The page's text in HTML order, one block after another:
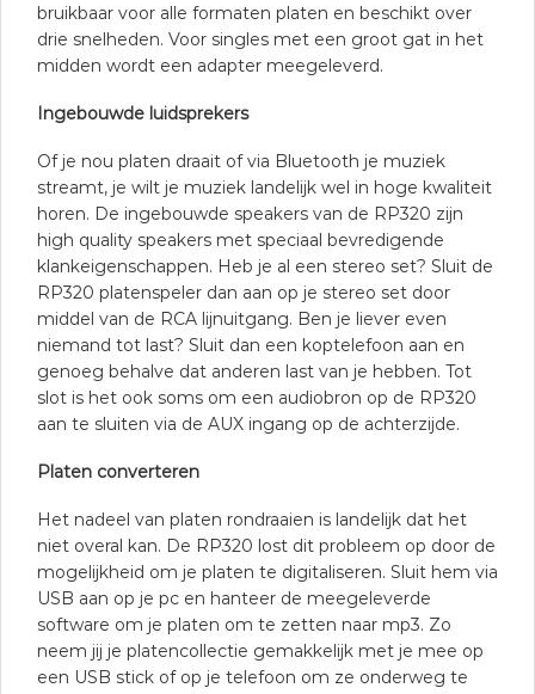
bruikbaar voor alle formaten platen en beschikt over
drie snelheden. Voor singles met een groot gat in het
midden wordt een adapter meegeleverd.
Ingebouwde luidsprekers
Of je nou platen draait of via Bluetooth je muziek
streamt, je wilt je muziek landelijk wel in hoge kwaliteit
horen. De ingebouwde speakers van de RP320 zijn
high quality speakers met speciaal bevredigende
klankeigenschappen. Heb je al een stereo set? Sluit de
RP320 platenspeler dan aan op je stereo set door
middel van de RCA lijnuitgang. Ben je liever even
niemand tot last? Sluit dan een koptelefoon aan en
genoeg behalve dat anderen last van je hebben. Tot
slot is het ook soms om een audiobron op de RP320
aan te sluiten via de AUX ingang op de achterzijde.
Platen converteren
Het nadeel van platen rondraaien is landelijk dat het
niet overal kan. De RP320 lost dit probleem op door de
mogelijkheid om je platen te digitaliseren. Sluit hem via
USB aan op je pc en hanteer de meegeleverde
software om je platen om te zetten naar mp3. Zo
neem jij je platencollectie gemakkelijk met je mee op
een USB stick of op je telefoon om ze onderweg te